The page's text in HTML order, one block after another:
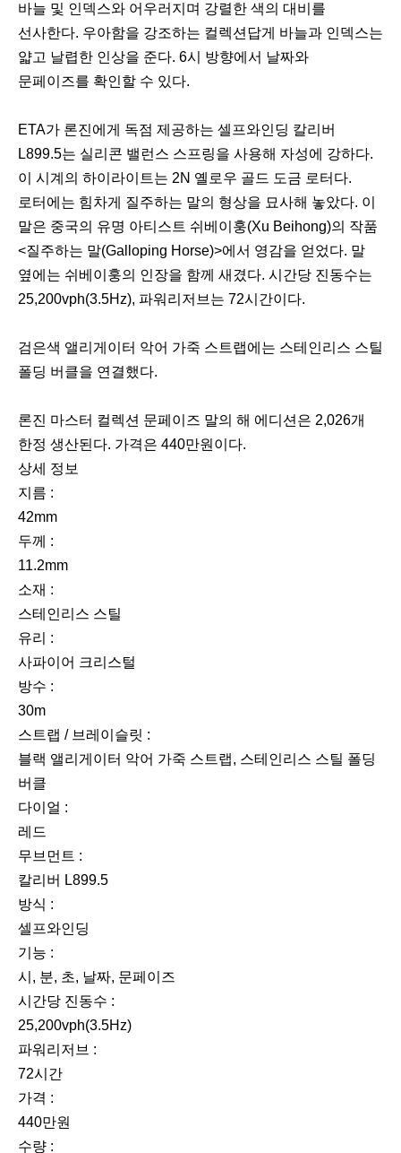
바늘 및 인덱스와 어우러지며 강렬한 색의 대비를
선사한다. 우아함을 강조하는 컬렉션답게 바늘과 인덱스는
얇고 날렵한 인상을 준다. 6시 방향에서 날짜와
문페이즈를 확인할 수 있다.
ETA가 론진에게 독점 제공하는 셀프와인딩 칼리버
L899.5는 실리콘 밸런스 스프링을 사용해 자성에 강하다.
이 시계의 하이라이트는 2N 옐로우 골드 도금 로터다.
로터에는 힘차게 질주하는 말의 형상을 묘사해 놓았다. 이
말은 중국의 유명 아티스트 쉬베이훙(Xu Beihong)의 작품
<질주하는 말(Galloping Horse)>에서 영감을 얻었다. 말
옆에는 쉬베이훙의 인장을 함께 새겼다. 시간당 진동수는
25,200vph(3.5Hz), 파워리저브는 72시간이다.
검은색 앨리게이터 악어 가죽 스트랩에는 스테인리스 스틸
폴딩 버클을 연결했다.
론진 마스터 컬렉션 문페이즈 말의 해 에디션은 2,026개
한정 생산된다. 가격은 440만원이다.
상세 정보
지름 :
42mm
두께 :
11.2mm
소재 :
스테인리스 스틸
유리 :
사파이어 크리스털
방수 :
30m
스트랩 / 브레이슬릿 :
블랙 앨리게이터 악어 가죽 스트랩, 스테인리스 스틸 폴딩
버클
다이얼 :
레드
무브먼트 :
칼리버 L899.5
방식 :
셀프와인딩
기능 :
시, 분, 초, 날짜, 문페이즈
시간당 진동수 :
25,200vph(3.5Hz)
파워리저브 :
72시간
가격 :
440만원
수량 :